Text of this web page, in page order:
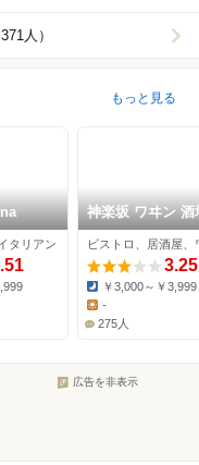
人）
もっと見る
タリアン
神楽坂 ワヰン 酒
3.25
Dinner:
￥3,000～￥3,999
-
275人
広告を非表示